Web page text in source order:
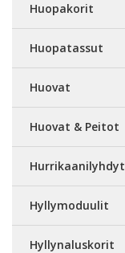
Huopakorit
Huopatassut
Huovat
Huovat & Peitot
Hurrikaanilyhdyt
Hyllymoduulit
Hyllynaluskorit